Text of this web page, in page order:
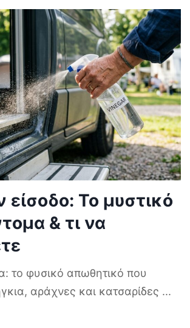
είσοδο: Το μυστικό
& τι να
το φυσικό απωθητικό που
αράχνες και κατσαρίδες ...